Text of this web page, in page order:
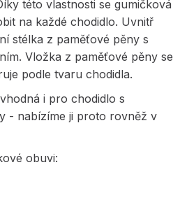
této vlastnosti se gumičková
na každé chodidlo. Uvnitř
stélka z paměťové pěny s
Vložka z paměťové pěny se
podle tvaru chodidla.
i pro chodidlo s
- nabízíme ji proto rovněž v
obuvi: